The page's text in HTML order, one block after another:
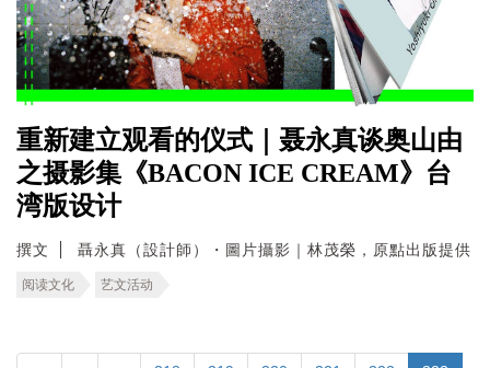
重新建立观看的仪式｜聂永真谈奥山由
之摄影集《BACON ICE CREAM》台
湾版设计
撰文 聶永真（設計師）・圖片攝影｜林茂榮，原點出版提供
阅读文化 艺文活动